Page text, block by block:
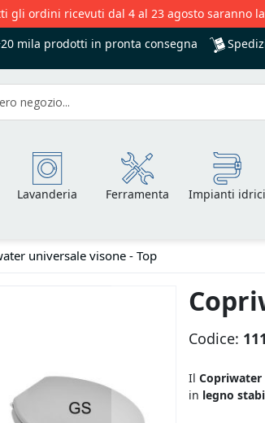
gli ordini ricevuti dal 4 al 23 agosto saranno
mila prodotti in pronta consegna
Lavanderia Ferramenta Impianti idrici
universale visone - Top
Codice:
Il Copriwater
in legno